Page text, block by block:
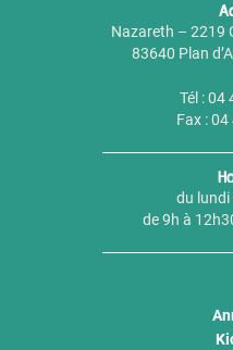
Nazareth – 2219
83640 Plan
Tél : 04
Fax :
du lundi
de 9h à